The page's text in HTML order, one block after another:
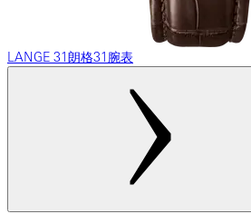
LANGE 31朗格31腕表